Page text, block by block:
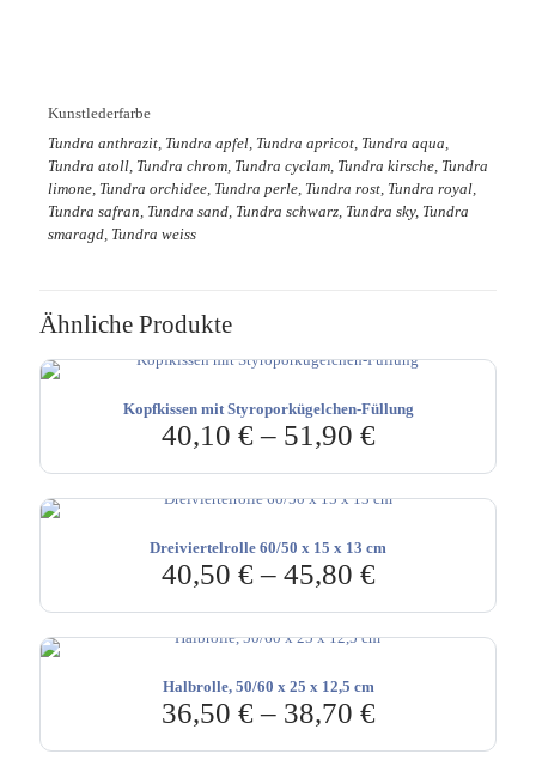
Kunstlederfarbe
Tundra anthrazit, Tundra apfel, Tundra apricot, Tundra aqua,
Tundra atoll, Tundra chrom, Tundra cyclam, Tundra kirsche, Tundra
limone, Tundra orchidee, Tundra perle, Tundra rost, Tundra royal,
Tundra safran, Tundra sand, Tundra schwarz, Tundra sky, Tundra
smaragd, Tundra weiss
Ähnliche Produkte
Kopfkissen mit Styroporkügelchen-Füllung
40,10 €– 51,90 €
Dreiviertelrolle 60/50 x 15 x 13 cm
40,50 €– 45,80 €
Halbrolle, 50/60 x 25 x 12,5 cm
36,50 €– 38,70 €